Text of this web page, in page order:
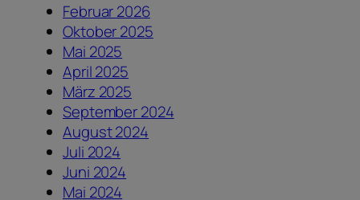
Februar 2026
Oktober 2025
Mai 2025
April 2025
März 2025
September 2024
August 2024
Juli 2024
Juni 2024
Mai 2024